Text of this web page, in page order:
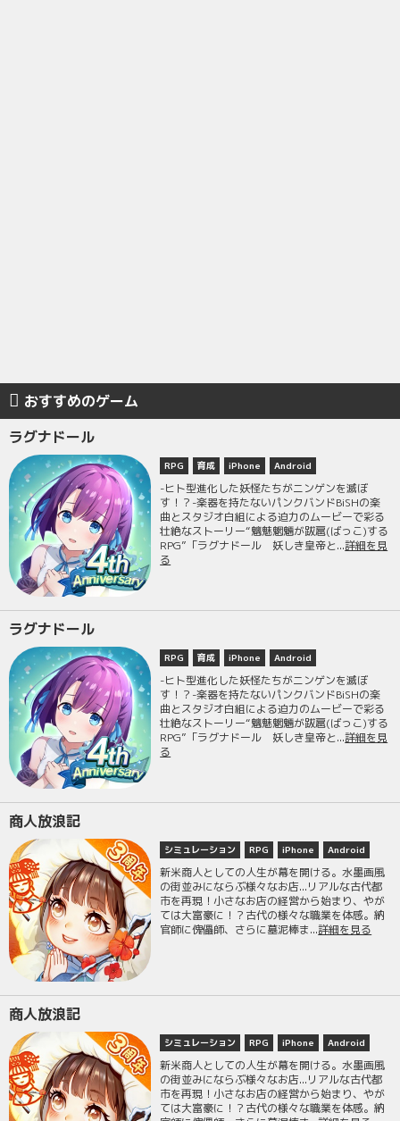
おすすめのゲーム
ラグナドール
RPG 育成 iPhone Android
-ヒト型進化した妖怪たちがニンゲンを滅ぼ
す！？-楽器を持たないパンクバンドBiSHの楽
曲とスタジオ白組による迫力のムービーで彩る
壮絶なストーリー“魑魅魍魎が跋扈(ばっこ)する
RPG”「ラグナドール 妖しき皇帝と...詳細を見
る
ラグナドール
RPG 育成 iPhone Android
-ヒト型進化した妖怪たちがニンゲンを滅ぼ
す！？-楽器を持たないパンクバンドBiSHの楽
曲とスタジオ白組による迫力のムービーで彩る
壮絶なストーリー“魑魅魍魎が跋扈(ばっこ)する
RPG”「ラグナドール 妖しき皇帝と...詳細を見
る
商人放浪記
シミュレーション RPG iPhone Android
新米商人としての人生が幕を開ける。水墨画風
の街並みにならぶ様々なお店...リアルな古代都
市を再現！小さなお店の経営から始まり、やが
ては大富豪に！？古代の様々な職業を体感。納
官師に傀儡師、さらに墓泥棒ま...詳細を見る
商人放浪記
シミュレーション RPG iPhone Android
新米商人としての人生が幕を開ける。水墨画風
の街並みにならぶ様々なお店...リアルな古代都
市を再現！小さなお店の経営から始まり、やが
ては大富豪に！？古代の様々な職業を体感。納